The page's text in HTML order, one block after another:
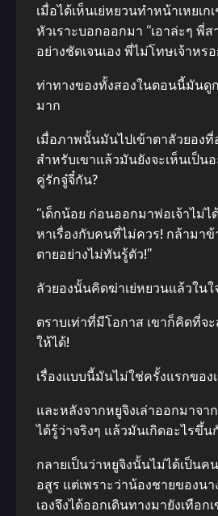
เมื่อได้เห็นเย่หยวนทำหน้าเหยเก
หัวเราะบอกออกมา “เอาล่ะๆ พี่
อย่างชัดเจนเอง พี่ไม่โทษเจ้าหรอ
ท่าทางของทั้งสองในตอนนี้มันดู
มาก
เมื่อภาพนั้นมันไปเข้าตาลัวยองที่
สำหรับเขาแล้วมันยังจะเห็นเป็น
คู่รักจู๋จี๋กัน?
“เด็กน้อย ก่อนออกมาพ่อเจ้าไม่ไ
หาเรื่องกับคนที่ไม่ควร! กล้ามาข้
ตายอย่างไม่ทันรู้ตัว!”
ลัวยองนั้นคิดฆ่าเย่หยวนแล้วในใ
ตราบเท่าที่มีโอกาส เขาก็คิดที่จ
ให้ได้!
เรื่องแบบนี้มันไม่ใช่ครั้งแรกของ
และหลังจากหยูจิงเล่าออกมาจา
ได้รู้ว่าจริงๆ แล้วมันเกิดอะไรขึ้
กลายเป็นว่าหยูจิงนั้นไม่ได้เป็นค
อสูร แต่เพราะว่าน้องชายของน
เองจึงได้ออกเดินทางมายังเทือก